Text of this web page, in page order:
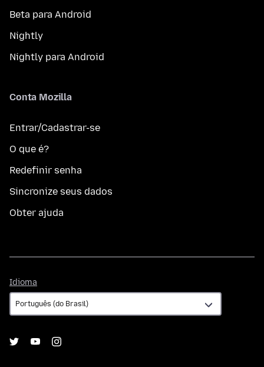
Beta para Android
Nightly
Nightly para Android
Conta Mozilla
Entrar/Cadastrar-se
O que é?
Redefinir senha
Sincronize seus dados
Obter ajuda
Idioma